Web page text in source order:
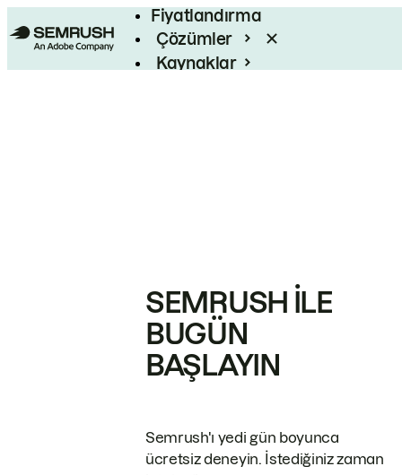
Fiyatlandırma
Çözümler
Kaynaklar
SEMRUSH ILE
BUGÜN
BAŞLAYIN
Semrush'ı yedi gün boyunca
ücretsiz deneyin. İstediğiniz zaman